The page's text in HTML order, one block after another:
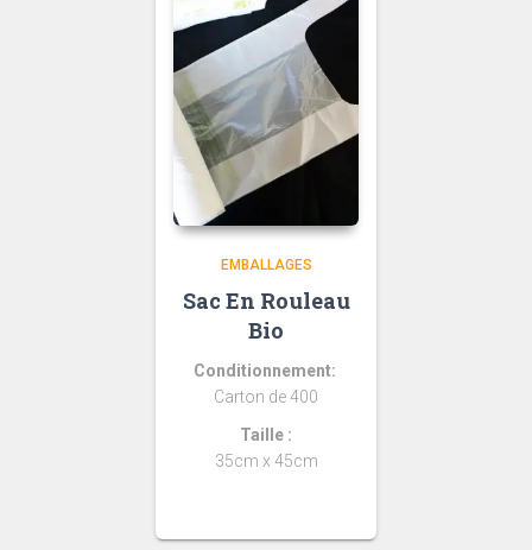
EMBALLAGES
Sac En Rouleau
Bio
Conditionnement:
Carton de 400
Taille :
35cm x 45cm